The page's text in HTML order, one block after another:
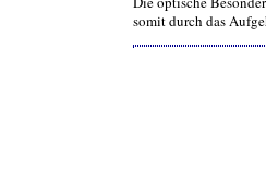
somit durch das